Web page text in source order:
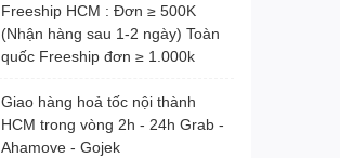
Freeship HCM : Đơn ≥ 500K
(Nhận hàng sau 1-2 ngày) Toàn
quốc Freeship đơn ≥ 1.000k
Giao hàng hoả tốc nội thành
HCM trong vòng 2h - 24h Grab -
Ahamove - Gojek